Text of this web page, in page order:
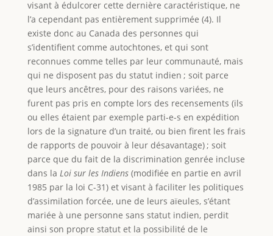
visant à édulcorer cette dernière caractéristique, ne
l’a cependant pas entièrement supprimée (4). Il
existe donc au Canada des personnes qui
s’identifient comme autochtones, et qui sont
reconnues comme telles par leur communauté, mais
qui ne disposent pas du statut indien ; soit parce
que leurs ancêtres, pour des raisons variées, ne
furent pas pris en compte lors des recensements (ils
ou elles étaient par exemple parti-e-s en expédition
lors de la signature d’un traité, ou bien firent les frais
de rapports de pouvoir à leur désavantage) ; soit
parce que du fait de la discrimination genrée incluse
dans la Loi sur les Indiens(modifiée en partie en avril
1985 par la loi C-31) et visant à faciliter les politiques
d’assimilation forcée, une de leurs aïeules, s’étant
mariée à une personne sans statut indien, perdit
ainsi son propre statut et la possibilité de le